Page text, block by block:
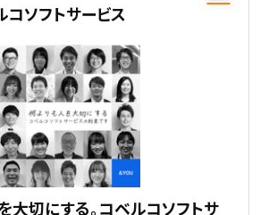
コソフトサービス
を大切にする。コベルコソフトサ